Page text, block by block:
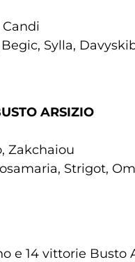
Candi
Sylla,
ARSIZIO
Zakchaiou
Strigot,
e 14 vittorie Busto